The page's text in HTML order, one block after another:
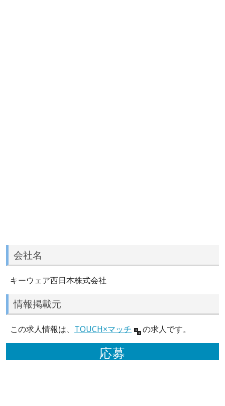
会社名
キーウェア西日本株式会社
情報掲載元
この求人情報は、 TOUCH×マッチ の求人です。
応募